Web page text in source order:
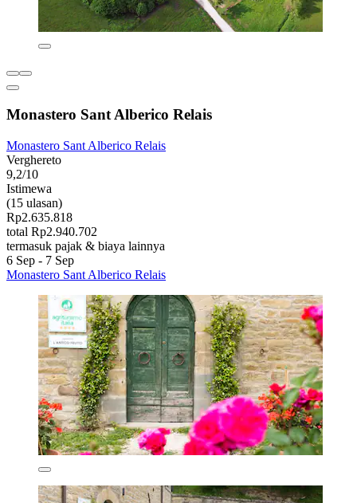
Monastero Sant Alberico Relais
Monastero Sant Alberico Relais
Verghereto
9,2/10
Istimewa
(15 ulasan)
Rp2.635.818
total Rp2.940.702
termasuk pajak & biaya lainnya
6 Sep - 7 Sep
Monastero Sant Alberico Relais